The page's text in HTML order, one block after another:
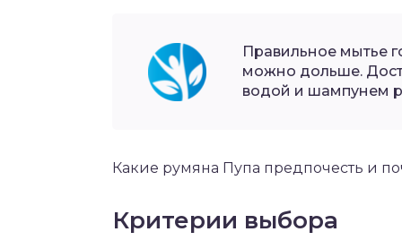
Правильное мытье
можно дольше.
водой и шампунем
Какие румяна Пупа предпочесть и
Критерии выбора